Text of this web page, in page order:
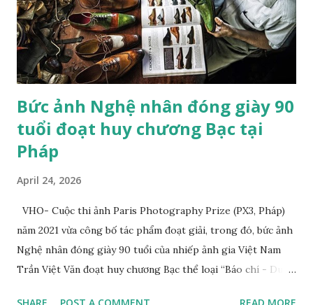
họa sĩ trường phái lãng mạn người Pháp Eugene Delacroix,
người đã sử dụng một chú hổ nuôi nhốt tại sở thú và chú
mèo cưng của mình làm mẫu. "Trường phái lãng mạn trong
hội h...
Bức ảnh Nghệ nhân đóng giày 90
tuổi đoạt huy chương Bạc tại
Pháp
April 24, 2026
VHO- Cuộc thi ảnh Paris Photography Prize (PX3, Pháp)
năm 2021 vừa công bố tác phẩm đoạt giải, trong đó, bức ảnh
Nghệ nhân đóng giày 90 tuổi của nhiếp ảnh gia Việt Nam
Trần Việt Văn đoạt huy chương Bạc thể loại “Báo chí - Du
SHARE POST A COMMENT READ MORE